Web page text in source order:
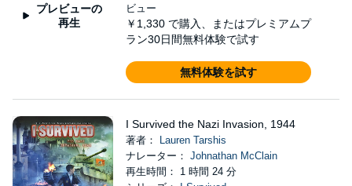
プレビューの
再生
ビュー
￥1,330 で購入、またはプレミアムプ
ラン30日間無料体験で試す
無料体験を試す
I Survived the Nazi Invasion, 1944
著者：
Lauren Tarshis
ナレーター： Johnathan McClain
再生時間： 1 時間 24 分